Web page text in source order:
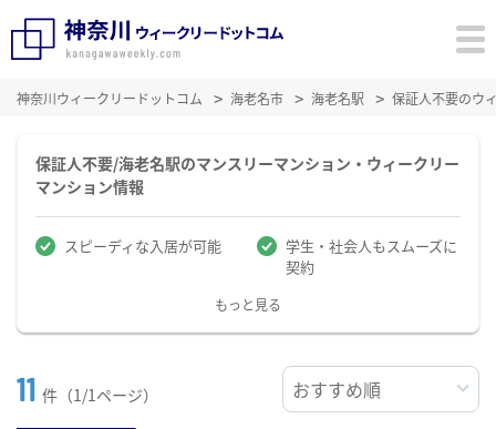
神奈川ウィークリードットコム 海老名市 海老名駅 保証人不要のウ
保証人不要/海老名駅のマンスリーマンション・ウィークリー
マンション情報
スピーディな入居が可能
学生・社会人もスムーズに
契約
もっと見る
11 件（1/1ページ）